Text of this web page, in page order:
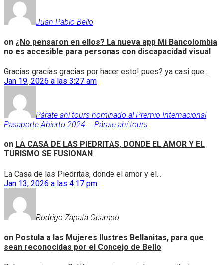
Juan Pablo Bello
on ¿No pensaron en ellos? La nueva app Mi Bancolombia
no es accesible para personas con discapacidad visual
Gracias gracias gracias por hacer esto! pues? ya casi que...
Jan 19, 2026 a las 3:27 am
Párate ahí tours nominado al Premio Internacional
Pasaporte Abierto 2024 – Párate ahí tours
on LA CASA DE LAS PIEDRITAS, DONDE EL AMOR Y EL
TURISMO SE FUSIONAN
La Casa de las Piedritas, donde el amor y el...
Jan 13, 2026 a las 4:17 pm
Rodrigo Zapata Ocampo
on Postula a las Mujeres Ilustres Bellanitas, para que
sean reconocidas por el Concejo de Bello